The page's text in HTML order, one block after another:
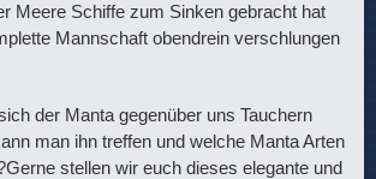
Meere Schiffe zum Sinken gebracht hat
Mannschaft obendrein verschlungen
der Manta gegenüber uns Tauchern
man ihn treffen und welche Manta Arten
stellen wir euch dieses elegante und